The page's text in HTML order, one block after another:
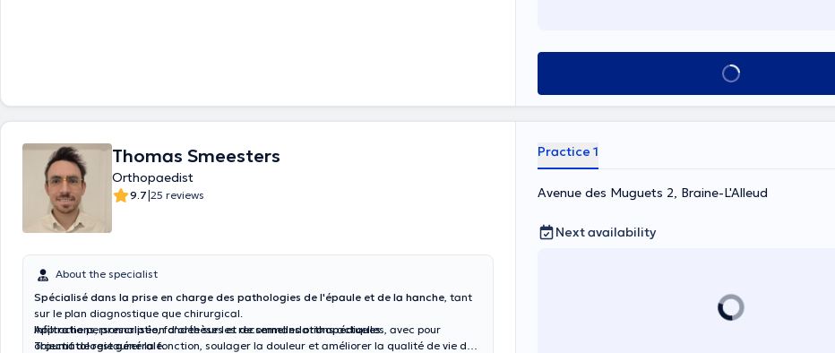
See all
Thomas Smeesters
Orthopaedist
9.7|25 reviews
About the specialist
Spécialisé dans la prise en charge des pathologies de l'épaule et de la hanche, tant
sur le plan diagnostique que chirurgical.
Infiltrations, prescription d'orthèses et de semelles orthopédiques.
Traumatologie générale.
Approche personnalisée, fondée sur les recommandations actuelles, avec pour
objectif de restaurer la fonction, soulager la douleur et améliorer la qualité de vie des
Practice 1
Avenue des Muguets 2, Braine-L'Alleud
Next availability